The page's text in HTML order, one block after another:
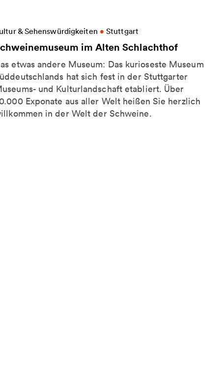
& Sehenswürdigkeiten • Stuttgart
im Alten Schlachthof
etwas andere Museum: Das kurioseste Museum
hat sich fest in der Stuttgarter
und Kulturlandschaft etabliert. Über
Exponate aus aller Welt heißen Sie herzlich
in der Welt der Schweine.
Informationen zu Schweinemuseum im